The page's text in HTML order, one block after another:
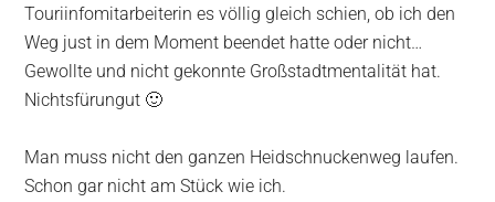
Touriinfomitarbeiterin es völlig gleich schien, ob ich den
Weg just in dem Moment beendet hatte oder nicht…
Gewollte und nicht gekonnte Großstadtmentalität hat.
Nichtsfürungut 🙂
Man muss nicht den ganzen Heidschnuckenweg laufen.
Schon gar nicht am Stück wie ich.